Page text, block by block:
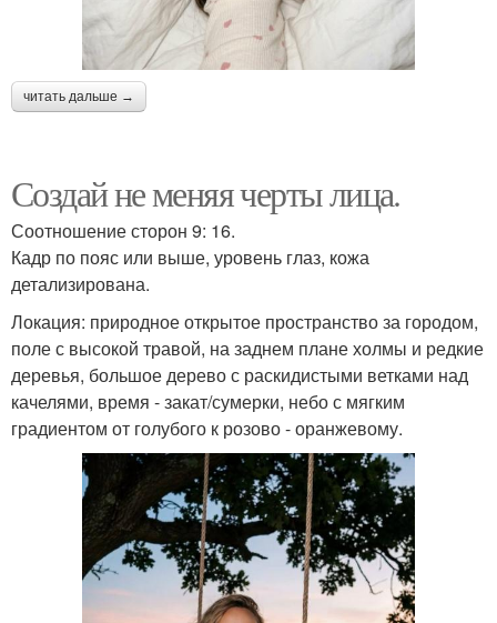
читать дальше →
Создай не меняя черты лица.
Соотношение сторон 9: 16.
Кадр по пояс или выше, уровень глаз, кожа
детализирована.
Локация: природное открытое пространство за городом,
поле с высокой травой, на заднем плане холмы и редкие
деревья, большое дерево с раскидистыми ветками над
качелями, время - закат/сумерки, небо с мягким
градиентом от голубого к розово - оранжевому.